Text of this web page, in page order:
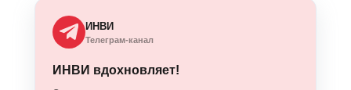
ИНВИ
Телеграм-канал
ИНВИ вдохновляет!